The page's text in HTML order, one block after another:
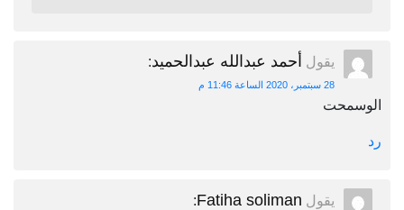
يقول أحمد عبدالله عبدالحميد:
28 سبتمبر، 2020 الساعة 11:46 م
الوسمحت
رد
يقول Fatiha soliman
: